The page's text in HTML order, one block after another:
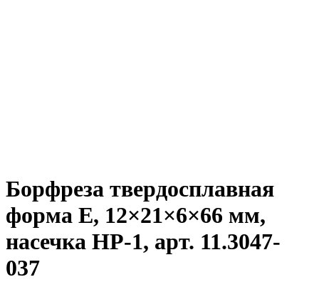
Борфреза твердосплавная
форма E, 12×21×6×66 мм,
насечка HP-1, арт. 11.3047-
037